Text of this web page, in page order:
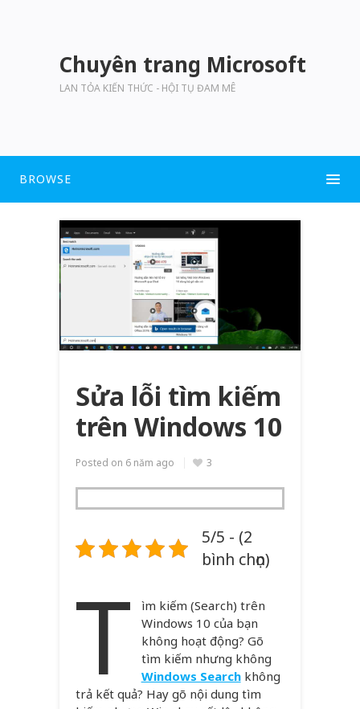
Chuyên trang Microsoft
LAN TỎA KIẾN THỨC - HỘI TỤ ĐAM MÊ
BROWSE
Sửa lỗi tìm kiếm
trên Windows 10
Posted on 6 năm ago 3
5/5 - (2
bình chọn)
T
ìm kiếm (Search) trên
Windows 10 của bạn
không hoạt động? Gõ
tìm kiếm nhưng không
Windows Searchkhông
trả kết quả? Hay gõ nội dung tìm